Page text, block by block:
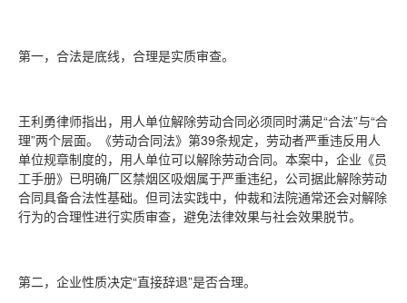
第一，合法是底线，合理是实质审查。
王利勇律师指出，用人单位解除劳动合同必须同时满足“合法”与“合
理”两个层面。《劳动合同法》第39条规定，劳动者严重违反用人
单位规章制度的，用人单位可以解除劳动合同。本案中，企业《员
工手册》已明确厂区禁烟区吸烟属于严重违纪，公司据此解除劳动
合同具备合法性基础。但司法实践中，仲裁和法院通常还会对解除
行为的合理性进行实质审查，避免法律效果与社会效果脱节。
第二，企业性质决定“直接辞退”是否合理。